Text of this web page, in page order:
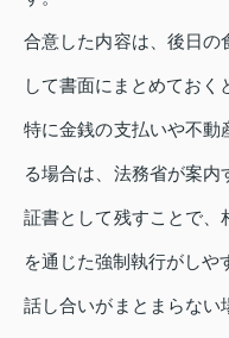
合意した内容は、後日の
して書面にまとめておく
特に金銭の支払いや不動
る場合は、法務省が案
証書として残すことで、
を通じた強制執行がしや
話し合いがまとまらない